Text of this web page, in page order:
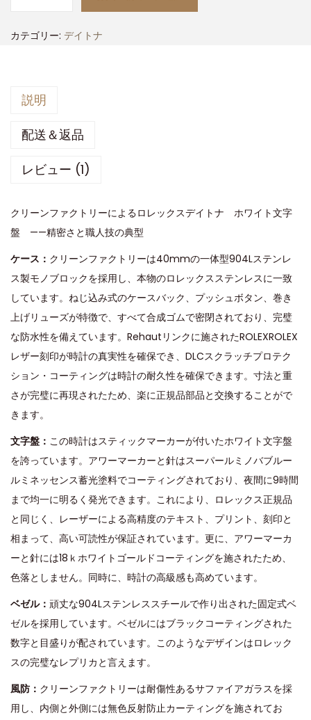
カテゴリー: デイトナ
説明
配送＆返品
レビュー (1)
クリーンファクトリーによるロレックスデイトナ ホワイト文字
盤 ——精密さと職人技の典型
ケース： クリーンファクトリーは40mmの一体型904Lステンレ
ス製モノブロックを採用し、本物のロレックスステンレスに一致
しています。ねじ込み式のケースバック、プッシュボタン、巻き
上げリューズが特徴で、すべて合成ゴムで密閉されており、完璧
な防水性を備えています。Rehautリンクに施されたROLEXROLEX
レザー刻印が時計の真実性を確保でき、DLCスクラッチプロテク
ション・コーティングは時計の耐久性を確保できます。寸法と重
さが完璧に再現されたため、楽に正規品部品と交換することがで
きます。
文字盤： この時計はスティックマーカーが付いたホワイト文字盤
を誇っています。アワーマーカーと針はスーパールミノバブルー
ルミネッセンス蓄光塗料でコーティングされており、夜間に9時間
まで均一に明るく発光できます。これにより、ロレックス正規品
と同じく、レーザーによる高精度のテキスト、プリント、刻印と
相まって、高い可読性が保証されています。更に、アワーマーカ
ーと針には18ｋホワイトゴールドコーティングを施されたため、
色落としません。同時に、時計の高級感も高めています。
ベゼル： 頑丈な904Lステンレススチールで作り出された固定式ベ
ゼルを採用しています。ベゼルにはブラックコーティングされた
数字と目盛りが配されています。このようなデザインはロレック
スの完璧なレプリカと言えます。
風防： クリーンファクトリーは耐傷性あるサファイアガラスを採
用し、内側と外側には無色反射防止カーティングを施されてお